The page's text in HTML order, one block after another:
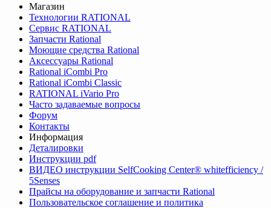
Магазин
Технологии RATIONAL
Сервис RATIONAL
Запчасти Rational
Моющие средства Rational
Аксессуары Rational
Rational iCombi Pro
Rational iCombi Classic
RATIONAL iVario Pro
Часто задаваемые вопросы
Форум
Контакты
Информация
Деталировки
Инструкции pdf
ВИДЕО инструкции SelfCooking Center® whitefficiency /
5Senses
Прайсы на оборудование и запчасти Rational
Пользовательское соглашение и политика